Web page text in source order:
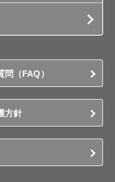
問（FAQ）
方針